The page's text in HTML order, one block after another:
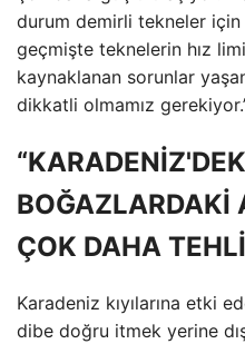
durum demirli tekneler için
geçmişte teknelerin hız
kaynaklanan sorunlar
dikkatli olmamız
BOĞAZLARDAKİ
ÇOK DAHA
Karadeniz kıyılarına etki
dibe doğru itmek yerine